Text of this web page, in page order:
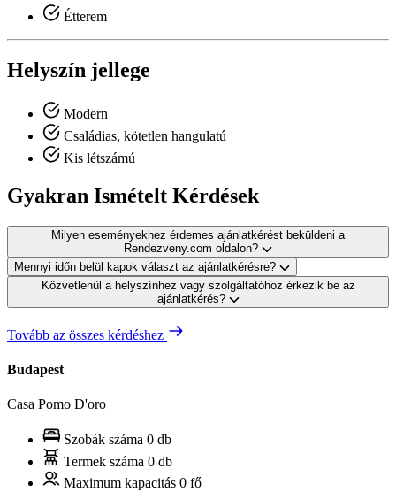
Étterem
Helyszín jellege
Modern
Családias, kötetlen hangulatú
Kis létszámú
Gyakran Ismételt Kérdések
Milyen eseményekhez érdemes ajánlatkérést beküldeni a
Rendezveny.com oldalon?
Mennyi időn belül kapok választ az ajánlatkérésre?
Közvetlenül a helyszínhez vagy szolgáltatóhoz érkezik be az
ajánlatkérés?
Tovább az összes kérdéshez
Budapest
Casa Pomo D'oro
Szobák száma 0 db
Termek száma 0 db
Maximum kapacitás 0 fő